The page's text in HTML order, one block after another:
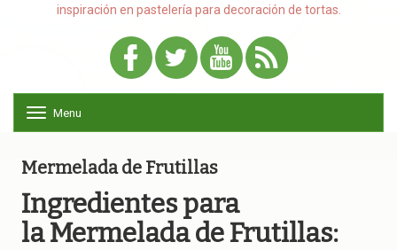
inspiración en pastelería para decoración de tortas.
o
g
l
n
a
v
Menu
Mermelada de Frutillas
Ingredientes para
la Mermelada de Frutillas: